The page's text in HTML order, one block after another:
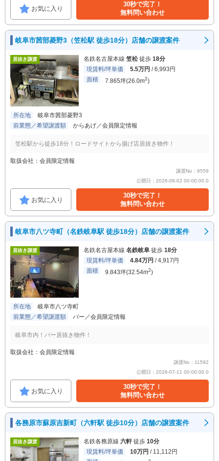
お気に入り
30秒で完了！
無料問い合わせ
岐阜市茜部菱野3（笠松駅 徒歩18分）店舗の譲渡案件
居抜き譲渡 名鉄名古屋本線 笠松 徒歩 18分
現賃料/坪単価
5.5万円 / 6,993円
面積
7.865坪(26.0m2)
所在地
岐阜市茜部菱野3
前業態／希望譲渡額
からあげ／会員限定情報
笠松駅から徒歩18分！ロードサイトから揚げ店居抜き物件！
取扱会社：会員限定情報
譲渡No：9559
公開日：2026-08-02 00:00:00.0
お気に入り
30秒で完了！
無料問い合わせ
岐阜市八ツ寺町（名鉄岐阜駅 徒歩18分）店舗の譲渡案件
居抜き譲渡 名鉄名古屋本線 名鉄岐阜 徒歩 18分
現賃料/坪単価
4.84万円 / 4,917円
面積
9.843坪(32.54m2)
所在地
岐阜市八ツ寺町
前業態／希望譲渡額
バー／会員限定情報
岐阜市内！バー居抜き物件！
取扱会社：会員限定情報
譲渡No：11592
公開日：2026-07-11 00:00:00.0
お気に入り
30秒で完了！
無料問い合わせ
各務原市蘇原吉新町（六軒駅 徒歩10分）店舗の譲渡案件
居抜き譲渡 名鉄各務原線 六軒 徒歩 10分
現賃料/坪単価
10万円 / 11,112円